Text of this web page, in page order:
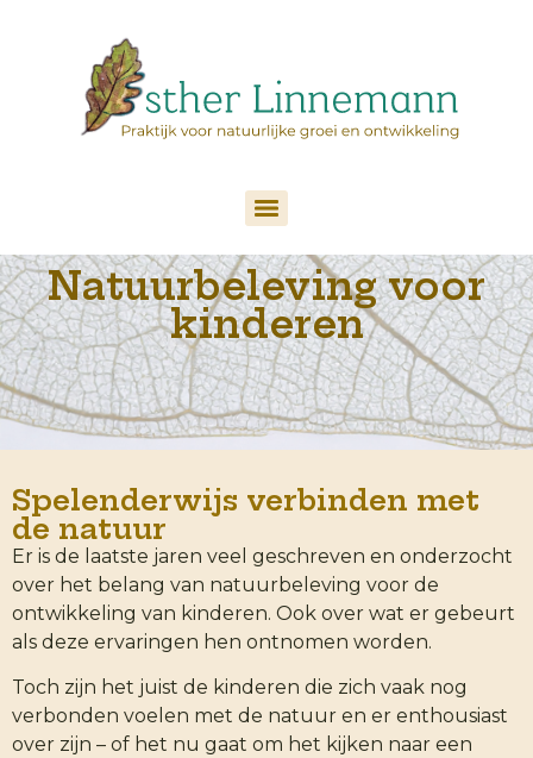
Natuurbeleving voor
kinderen
Spelenderwijs verbinden met
de natuur
Er is de laatste jaren veel geschreven en onderzocht
over het belang van natuurbeleving voor de
ontwikkeling van kinderen. Ook over wat er gebeurt
als deze ervaringen hen ontnomen worden.
Toch zijn het juist de kinderen die zich vaak nog
verbonden voelen met de natuur en er enthousiast
over zijn – of het nu gaat om het kijken naar een